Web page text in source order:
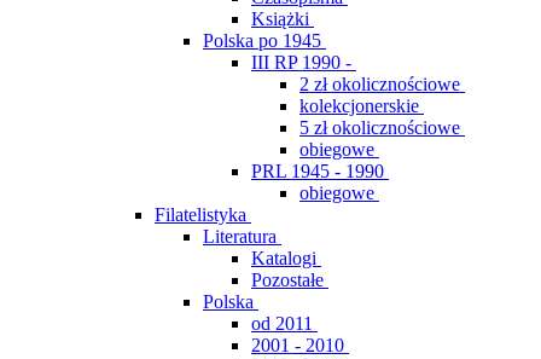
Książki
Polska po 1945
III RP 1990 -
2 zł okolicznościowe
kolekcjonerskie
5 zł okolicznościowe
obiegowe
PRL 1945 - 1990
obiegowe
Filatelistyka
Literatura
Katalogi
Pozostałe
Polska
od 2011
2001 - 2010